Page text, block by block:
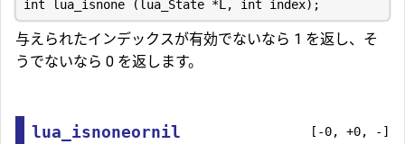
与えられたインデックスが有効でないなら 1 を返し、そ
うでないなら 0 を返します。
lua_isnoneornil [-0, +0, -]